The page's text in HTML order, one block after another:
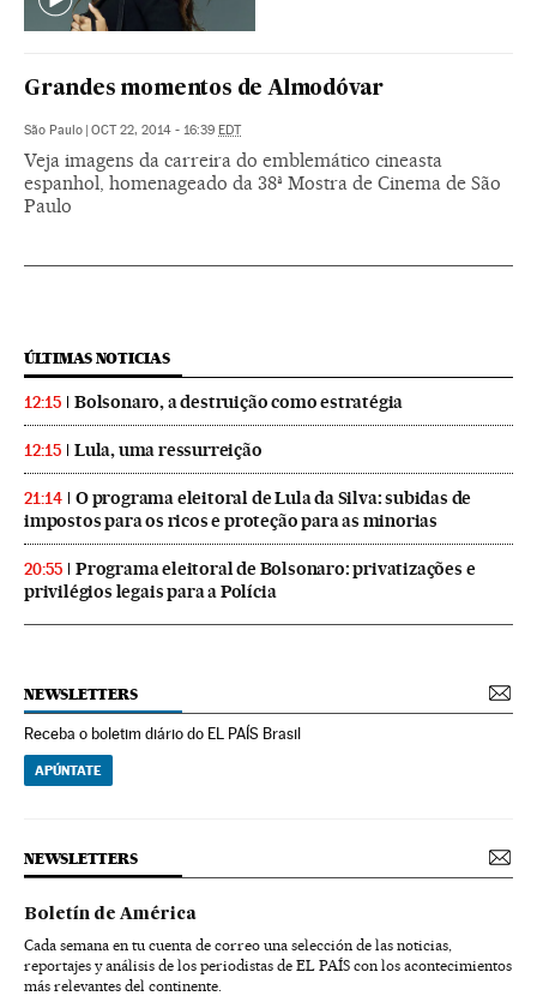
Grandes momentos de Almodóvar
São Paulo | OCT 22, 2014 - 16:39 EDT
Veja imagens da carreira do emblemático cineasta
espanhol, homenageado da 38ª Mostra de Cinema de São
Paulo
ÚLTIMAS NOTICIAS
12:15 Bolsonaro, a destruição como estratégia
12:15 Lula, uma ressurreição
21:14
O programa eleitoral de Lula da Silva: subidas de
impostos para os ricos e proteção para as minorias
20:55
Programa eleitoral de Bolsonaro: privatizações e
privilégios legais para a Polícia
NEWSLETTERS
Receba o boletim diário do EL PAÍS Brasil
APÚNTATE
NEWSLETTERS
Boletín de América
Cada semana en tu cuenta de correo una selección de las noticias,
reportajes y análisis de los periodistas de EL PAÍS con los acontecimientos
más relevantes del continente.